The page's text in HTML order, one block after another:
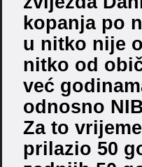
kopanja po
u nitko nije
nitko od
već
odnosno
Za to
prilazio 50